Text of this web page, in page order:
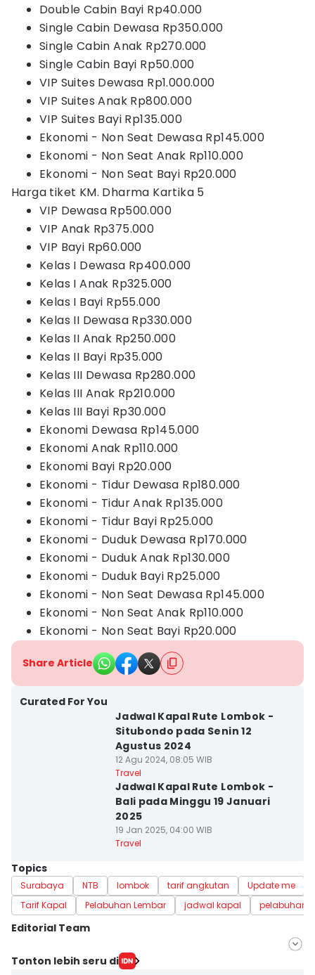
Double Cabin Bayi Rp40.000
Single Cabin Dewasa Rp350.000
Single Cabin Anak Rp270.000
Single Cabin Bayi Rp50.000
VIP Suites Dewasa Rp1.000.000
VIP Suites Anak Rp800.000
VIP Suites Bayi Rp135.000
Ekonomi - Non Seat Dewasa Rp145.000
Ekonomi - Non Seat Anak Rp110.000
Ekonomi - Non Seat Bayi Rp20.000
Harga tiket KM. Dharma Kartika 5
VIP Dewasa Rp500.000
VIP Anak Rp375.000
VIP Bayi Rp60.000
Kelas I Dewasa Rp400.000
Kelas I Anak Rp325.000
Kelas I Bayi Rp55.000
Kelas II Dewasa Rp330.000
Kelas II Anak Rp250.000
Kelas II Bayi Rp35.000
Kelas III Dewasa Rp280.000
Kelas III Anak Rp210.000
Kelas III Bayi Rp30.000
Ekonomi Dewasa Rp145.000
Ekonomi Anak Rp110.000
Ekonomi Bayi Rp20.000
Ekonomi - Tidur Dewasa Rp180.000
Ekonomi - Tidur Anak Rp135.000
Ekonomi - Tidur Bayi Rp25.000
Ekonomi - Duduk Dewasa Rp170.000
Ekonomi - Duduk Anak Rp130.000
Ekonomi - Duduk Bayi Rp25.000
Ekonomi - Non Seat Dewasa Rp145.000
Ekonomi - Non Seat Anak Rp110.000
Ekonomi - Non Seat Bayi Rp20.000
Share Article
Curated For You
Jadwal Kapal Rute Lombok -
Situbondo pada Senin 12
Agustus 2024
12 Agu 2024, 08:05 WIB
Travel
Jadwal Kapal Rute Lombok -
Bali pada Minggu 19 Januari
2025
19 Jan 2025, 04:00 WIB
Travel
Topics
Surabaya NTB lombok tarif angkutan Update me
Tarif Kapal
Pelabuhan Lembar jadwal kapal pelabuhan
Editorial Team
Editor
Tonton lebih seru di